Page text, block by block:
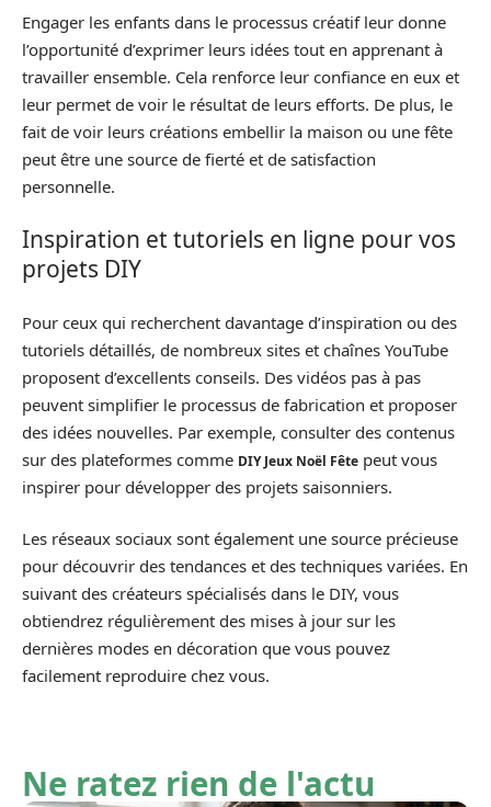
Engager les enfants dans le processus créatif leur donne
l’opportunité d’exprimer leurs idées tout en apprenant à
travailler ensemble. Cela renforce leur confiance en eux et
leur permet de voir le résultat de leurs efforts. De plus, le
fait de voir leurs créations embellir la maison ou une fête
peut être une source de fierté et de satisfaction
personnelle.
Inspiration et tutoriels en ligne pour vos
projets DIY
Pour ceux qui recherchent davantage d’inspiration ou des
tutoriels détaillés, de nombreux sites et chaînes YouTube
proposent d’excellents conseils. Des vidéos pas à pas
peuvent simplifier le processus de fabrication et proposer
des idées nouvelles. Par exemple, consulter des contenus
sur des plateformes comme DIY Jeux Noël Fête peut vous
inspirer pour développer des projets saisonniers.
Les réseaux sociaux sont également une source précieuse
pour découvrir des tendances et des techniques variées. En
suivant des créateurs spécialisés dans le DIY, vous
obtiendrez régulièrement des mises à jour sur les
dernières modes en décoration que vous pouvez
facilement reproduire chez vous.
Ne ratez rien de l'actu